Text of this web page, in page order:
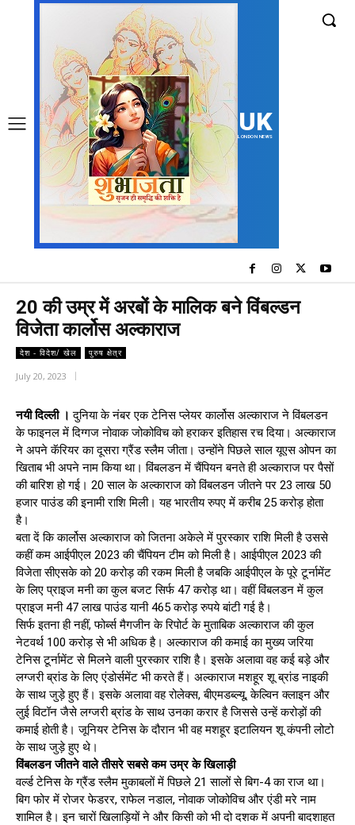
UK
LONDON NEWS
20 की उम्र में अरबों के मालिक बने विंबल्डन
विजेता कार्लोस अल्काराज
देश - विदेश/ खेल पुरुष क्षेत्र
July 20, 2023
नयी दिल्ली । दुनिया के नंबर एक टेनिस प्लेयर कार्लोस अल्काराज ने विंबलडन
के फाइनल में दिग्गज नोवाक जोकोविच को हराकर इतिहास रच दिया। अल्काराज
ने अपने कॅरियर का दूसरा ग्रैंड स्लैम जीता। उन्होंने पिछले साल यूएस ओपन का
खिताब भी अपने नाम किया था। विंबलडन में चैंपियन बनते ही अल्काराज पर पैसों
की बारिश हो गई। 20 साल के अल्काराज को विंबलडन जीतने पर 23 लाख 50
हजार पाउंड की इनामी राशि मिली। यह भारतीय रुपए में करीब 25 करोड़ होता
है।
बता दें कि कार्लोस अल्काराज को जितना अकेले में पुरस्कार राशि मिली है उससे
कहीं कम आईपीएल 2023 की चैंपियन टीम को मिली है। आईपीएल 2023 की
विजेता सीएसके को 20 करोड़ की रकम मिली है जबकि आईपीएल के पूरे टूर्नामेंट
के लिए प्राइज मनी का कुल बजट सिर्फ 47 करोड़ था। वहीं विंबलडन में कुल
प्राइज मनी 47 लाख पाउंड यानी 465 करोड़ रुपये बांटी गई है।
सिर्फ इतना ही नहीं, फोर्ब्स मैगजीन के रिपोर्ट के मुताबिक अल्काराज की कुल
नेटवर्थ 100 करोड़ से भी अधिक है। अल्काराज की कमाई का मुख्य जरिया
टेनिस टूर्नामेंट से मिलने वाली पुरस्कार राशि है। इसके अलावा वह कई बड़े और
लग्जरी ब्रांड के लिए एंडोर्समेंट भी करते हैं। अल्काराज मशहूर शू ब्रांड नाइकी
के साथ जुड़े हुए हैं। इसके अलावा वह रोलेक्स, बीएमडब्ल्यू, केल्विन क्लाइन और
लुई विटॉन जैसे लग्जरी ब्रांड के साथ उनका करार है जिससे उन्हें करोड़ों की
कमाई होती है। जूनियर टेनिस के दौरान भी वह मशहूर इटालियन शू कंपनी लोटो
के साथ जुड़े हुए थे।
विंबलडन जीतने वाले तीसरे सबसे कम उम्र के खिलाड़ी
वर्ल्ड टेनिस के ग्रैंड स्लैम मुकाबलों में पिछले 21 सालों से बिग-4 का राज था।
बिग फोर में रोजर फेडरर, राफेल नडाल, नोवाक जोकोविच और एंडी मरे नाम
शामिल है। इन चारों खिलाड़ियों ने और किसी को भी दो दशक में अपनी बादशाहत